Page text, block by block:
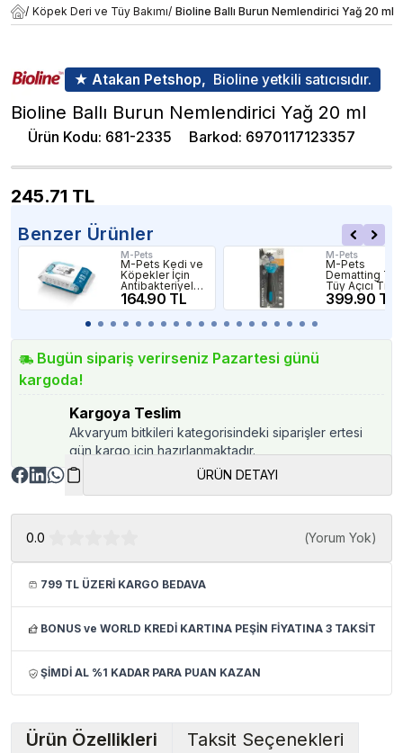
/ Köpek Deri ve Tüy Bakımı/ Bioline Ballı Burun Nemlendirici Yağ 20 ml
★ Atakan Petshop, Bioline yetkili satıcısıdır.
Bioline Ballı Burun Nemlendirici Yağ 20 ml
Ürün Kodu: 681-2335 Barkod: 6970117123357
245.71 TL
Benzer Ürünler
M-Pets
M-Pets Kedi ve
Köpekler İçin
Antibakteriyel
Temizleme
Mendili 80'li
164.90 TL
M-Pets
M-Pets
Dematting
Tüy Açıcı
Tarak
399.90 TL
Bugün sipariş verirseniz Pazartesi günü
kargoda!
Kargoya Teslim
Akvaryum bitkileri kategorisindeki siparişler ertesi
gün kargo için hazırlanmaktadır.
ÜRÜN DETAYI
0.0 (Yorum Yok)
799 TL ÜZERİ KARGO BEDAVA
BONUS ve WORLD KREDİ KARTINA PEŞİN FİYATINA 3 TAKSİT
ŞİMDİ AL %1 KADAR PARA PUAN KAZAN
Ürün Özellikleri Taksit Seçenekleri